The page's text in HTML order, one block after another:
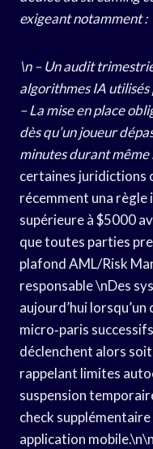
exigeant notamment :
\n – Un audit
algorithmes IA
– La mise en place
dès qu’un joueur
minutes durant même
certaines juridictions
récemment una
supérieure à $5000
que toutes parties
plafond AML/Risk
responsable \nDes
aujourd’hui
micro‑paris
déclenchent alors
rappelant limites
suspension
check
application